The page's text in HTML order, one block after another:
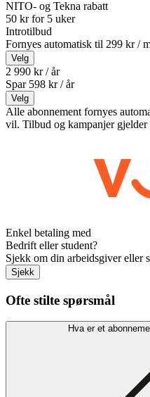
NITO- og Tekna rabatt
50 kr for 5 uker
Introtilbud
Fornyes automatisk til 299 kr /
Velg
2 990 kr / år
Spar 598 kr /år
Velg
Alle abonnement fornyes
vil. Tilbud og kampanjer gjelder
Enkel betaling med
Bedrift eller student?
Sjekk om din arbeidsgiver eller
Sjekk
Ofte stilte spørsmål
Hva er et